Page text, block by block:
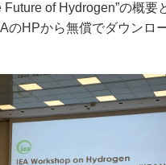
of Hydrogen”の概要
のHPから無償でダウンロ